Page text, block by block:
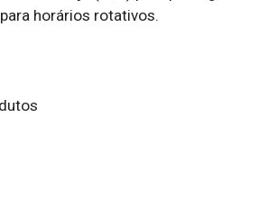
horários rotativos.